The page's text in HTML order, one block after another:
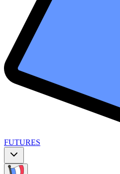
FUTURES